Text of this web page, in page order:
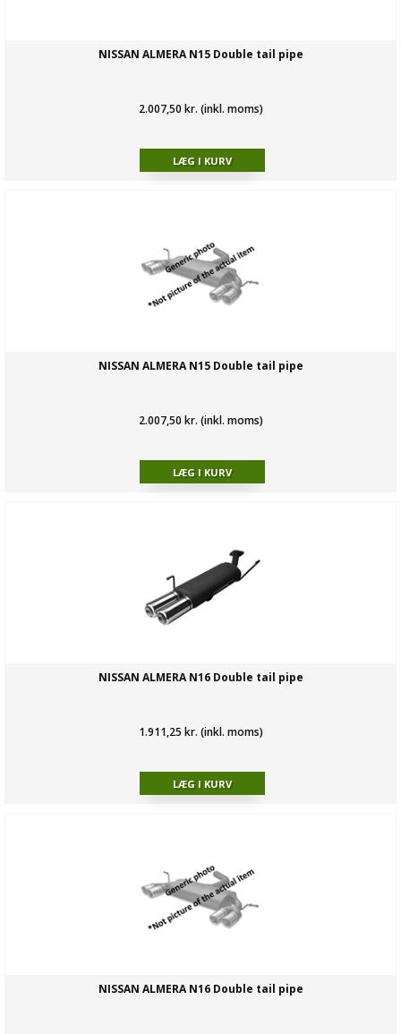
NISSAN ALMERA N15 Double tail pipe
2.007,50 kr. (inkl. moms)
NISSAN ALMERA N15 Double tail pipe
2.007,50 kr. (inkl. moms)
NISSAN ALMERA N16 Double tail pipe
1.911,25 kr. (inkl. moms)
NISSAN ALMERA N16 Double tail pipe